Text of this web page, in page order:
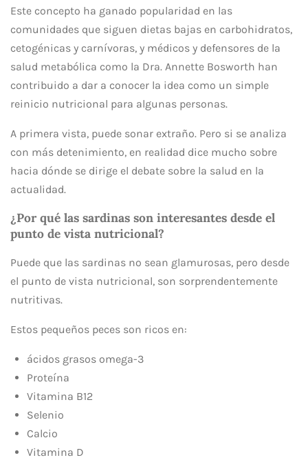
Este concepto ha ganado popularidad en las
comunidades que siguen dietas bajas en carbohidratos,
cetogénicas y carnívoras, y médicos y defensores de la
salud metabólica como la Dra. Annette Bosworth han
contribuido a dar a conocer la idea como un simple
reinicio nutricional para algunas personas.
A primera vista, puede sonar extraño. Pero si se analiza
con más detenimiento, en realidad dice mucho sobre
hacia dónde se dirige el debate sobre la salud en la
actualidad.
¿Por qué las sardinas son interesantes desde el
punto de vista nutricional?
Puede que las sardinas no sean glamurosas, pero desde
el punto de vista nutricional, son sorprendentemente
nutritivas.
Estos pequeños peces son ricos en:
ácidos grasos omega-3
Proteína
Vitamina B12
Selenio
Calcio
Vitamina D